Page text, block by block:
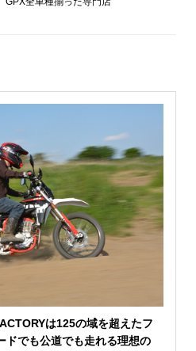
は125の域を超えたフ
ドでも公道でも走れる理想の